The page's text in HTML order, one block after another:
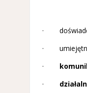
·
·
·
·